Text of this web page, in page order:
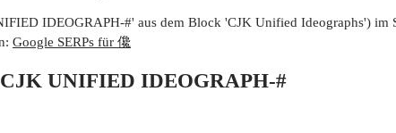
IDEOGRAPH-#' aus dem Block 'CJK Unified Ideographs') im
Google SERPs für 儳
UNIFIED IDEOGRAPH-#